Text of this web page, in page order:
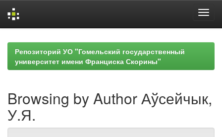
navigationРепозиторий УО "Гомельский государственный
университет имени Франциска Скорины"
Browsing by Author Аўсейчык,
У.Я.